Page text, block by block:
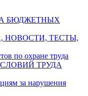
БЮДЖЕТНЫХ
НОВОСТИ, ТЕСТЫ,
по охране труда
ТРУДА
за нарушения